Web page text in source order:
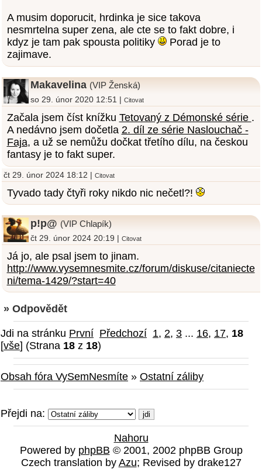
A musim doporucit, hrdinka je sice takova
nesmrtelna super zena, ale cte se to fakt dobre, i
kdyz je tam pak spousta politiky
Porad je to
zajimave.
Makavelina (VIP Ženská)
so 29. únor 2020 12:51 |Citovat
Začala jsem číst knížku Tetovaný z Démonské série .
A nedávno jsem dočetla 2. díl ze série Naslouchač -
Faja, a už se nemůžu dočkat třetího dílu, na českou
fantasy je to fakt super.
čt 29. únor 2024 18:12 | Citovat
Tyvado tady čtyři roky nikdo nic nečetl?!
p!p@ (VIP Chlapík)
čt 29. únor 2024 20:19 |Citovat
Já jo, ale psal jsem to jinam.
http://www.vysemnesmite.cz/forum/diskuse/citaniecte
ni/tema-1429/?start=40
» Odpovědět
Jdi na stránku První Předchozí 1, 2, 3 ... 16, 17, 18
[vše] (Strana 18 z 18)
Obsah fóra VySemNesmíte » Ostatní záliby
Přejdi na:
Nahoru
Powered by phpBB © 2001, 2002 phpBB Group
Czech translation by Azu; Revised by drake127